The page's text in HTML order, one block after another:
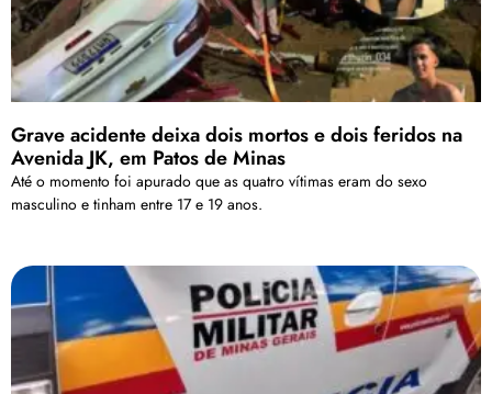
Grave acidente deixa dois mortos e dois feridos na
Avenida JK, em Patos de Minas
Até o momento foi apurado que as quatro vítimas eram do sexo
masculino e tinham entre 17 e 19 anos.